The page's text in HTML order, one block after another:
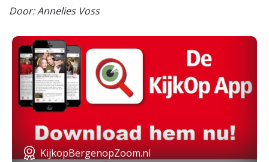
Door: Annelies Voss
KijkopBergenopZoom.nl